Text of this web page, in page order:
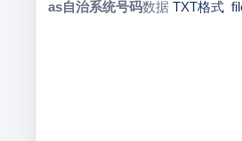
as自治系统号码数据 TXT格式